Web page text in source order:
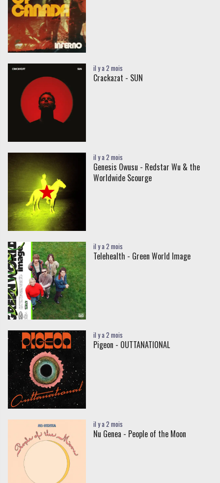
il y a 2 mois
Crackazat - SUN
il y a 2 mois
Genesis Owusu - Redstar Wu & the
Worldwide Scourge
il y a 2 mois
Telehealth - Green World Image
il y a 2 mois
Pigeon - OUTTANATIONAL
il y a 2 mois
Nu Genea - People of the Moon